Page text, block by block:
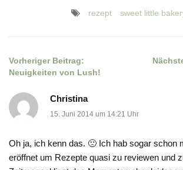
rezept sweet little
Beitragsnavigation
Vorheriger Beitrag:
Neuigkeiten von Lush!
Christina
15. Juni 2014 um 14:21 Uhr
Oh ja, ich kenn das. 🙁 Ich hab sogar schon
eröffnet um Rezepte quasi zu reviewen und